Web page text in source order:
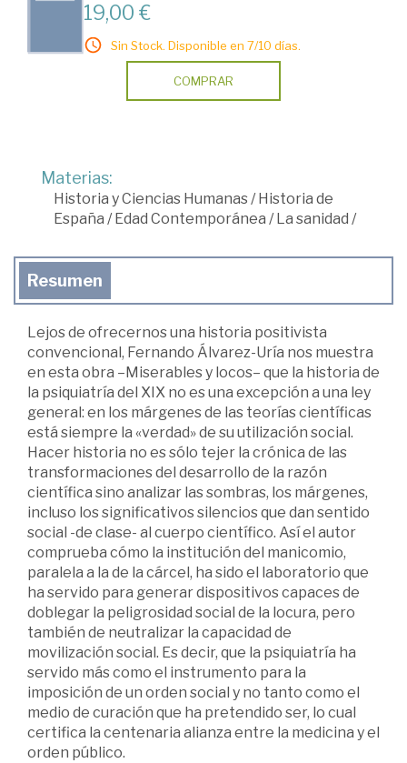
19,00 €
Sin Stock. Disponible en 7/10 días.
COMPRAR
Materias:
Historia y Ciencias Humanas/Historia de
España /Edad Contemporánea /La sanidad /
Resumen
Lejos de ofrecernos una historia positivista
convencional, Fernando Álvarez-Uría nos muestra
en esta obra –Miserables y locos– que la historia de
la psiquiatría del XIX no es una excepción a una ley
general: en los márgenes de las teorías científicas
está siempre la «verdad» de su utilización social.
Hacer historia no es sólo tejer la crónica de las
transformaciones del desarrollo de la razón
científica sino analizar las sombras, los márgenes,
incluso los significativos silencios que dan sentido
social -de clase- al cuerpo científico. Así el autor
comprueba cómo la institución del manicomio,
paralela a la de la cárcel, ha sido el laboratorio que
ha servido para generar dispositivos capaces de
doblegar la peligrosidad social de la locura, pero
también de neutralizar la capacidad de
movilización social. Es decir, que la psiquiatría ha
servido más como el instrumento para la
imposición de un orden social y no tanto como el
medio de curación que ha pretendido ser, lo cual
certifica la centenaria alianza entre la medicina y el
orden público.